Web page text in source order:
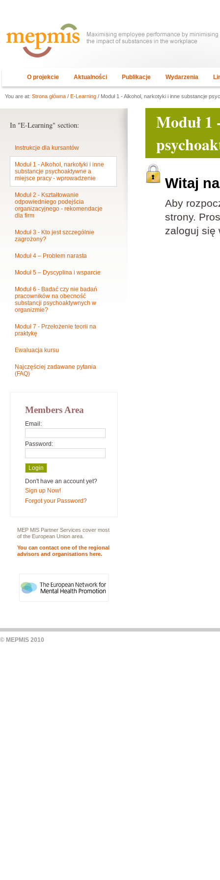
O projekcie Aktualności Publikacje Wydarzenia
You are at: Strona główna / E-Learning / Moduł 1 - Alkohol, narkotyki i inne substancje
Moduł
Witaj
Aby
strony.
zaloguj się
In "E-Learning" section:
Instrukcje dla kursantów
Moduł 1 - Alkohol, narkotyki i inne
substancje psychoaktywne a
miejsce pracy - wprowadzenie
Moduł 2 - Kształtowanie
odpowiedniego podejścia
organizacyjnego - rekomendacje
dla firm
Moduł 3 - Kto jest szczególnie
zagrożony?
Moduł 4 – Problem narasta
Moduł 5 – Dyscyplina i wsparcie
Moduł 6 - Badać czy nie badań
pracowników na obecność
substancji psychoaktywnych w
organizmie?
Moduł 7 - Przełożenie teorii na
praktykę
Ewaluacja kursu
Najczęściej zadawane pytania
(FAQ)
Members Area
Email:
Password:
Don't have an account yet?
Sign up Now!
Forgot your Password?
MEP MIS Partner Services cover most
of the European Union area.
You can contact one of the regional
advisors and organisations here.
© MEPMIS 2010